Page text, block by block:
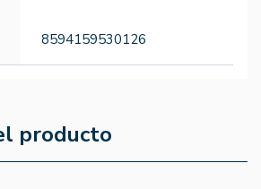
8594159530126
producto